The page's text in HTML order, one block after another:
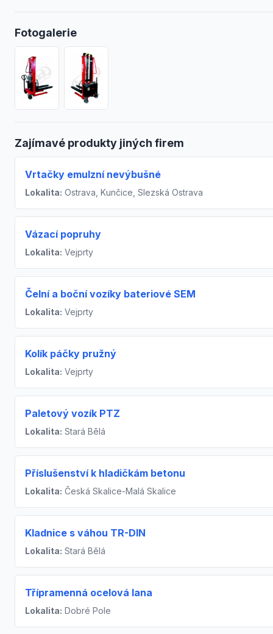
Fotogalerie
Zajímavé produkty jiných firem
Vrtačky emulzní nevýbušné
Lokalita: Ostrava, Kunčice, Slezská Ostrava
Vázací popruhy
Lokalita: Vejprty
Čelní a boční vozíky bateriové SEM
Lokalita: Vejprty
Kolík páčky pružný
Lokalita: Vejprty
Paletový vozík PTZ
Lokalita: Stará Bělá
Příslušenství k hladičkám betonu
Lokalita: Česká Skalice-Malá Skalice
Kladnice s váhou TR-DIN
Lokalita: Stará Bělá
Třípramenná ocelová lana
Lokalita: Dobré Pole